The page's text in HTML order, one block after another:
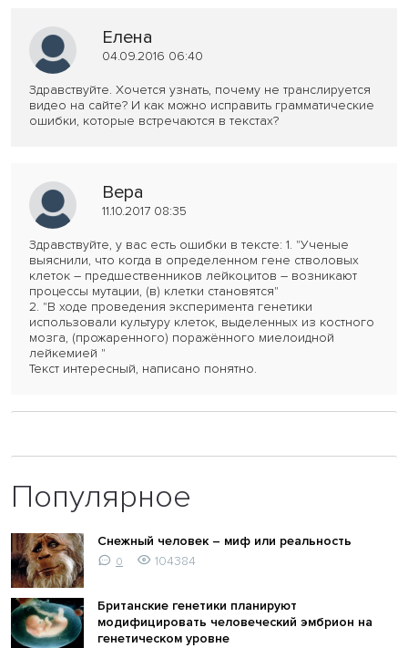
Елена
04.09.2016 06:40
Здравствуйте. Хочется узнать, почему не транслируется
видео на сайте? И как можно исправить грамматические
ошибки, которые встречаются в текстах?
Вера
11.10.2017 08:35
Здравствуйте, у вас есть ошибки в тексте: 1. "Ученые
выяснили, что когда в определенном гене стволовых
клеток – предшественников лейкоцитов – возникают
процессы мутации, (в) клетки становятся"
2. "В ходе проведения эксперимента генетики
использовали культуру клеток, выделенных из костного
мозга, (прожаренного) поражённого миелоидной
лейкемией "
Текст интересный, написано понятно.
Популярное
Снежный человек – миф или реальность
0 104384
Британские генетики планируют
модифицировать человеческий эмбрион на
генетическом уровне